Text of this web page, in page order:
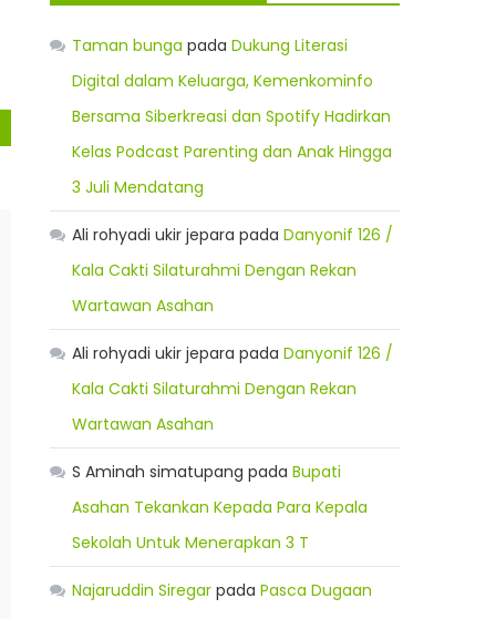
Taman bunga padaDukung Literasi
Digital dalam Keluarga, Kemenkominfo
Bersama Siberkreasi dan Spotify Hadirkan
Kelas Podcast Parenting dan Anak Hingga
3 Juli Mendatang
Ali rohyadi ukir jepara padaDanyonif 126 /
Kala Cakti Silaturahmi Dengan Rekan
Wartawan Asahan
Ali rohyadi ukir jepara padaDanyonif 126 /
Kala Cakti Silaturahmi Dengan Rekan
Wartawan Asahan
S Aminah simatupang padaBupati
Asahan Tekankan Kepada Para Kepala
Sekolah Untuk Menerapkan 3 T
Najaruddin Siregar padaPasca Dugaan